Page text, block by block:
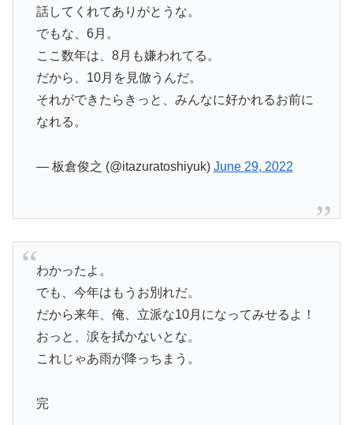
話してくれてありがとうな。
でもな、6月。
ここ数年は、8月も嫌われてる。
だから、10月を見倣うんだ。
それができたらきっと、みんなに好かれるお前に
なれる。
— 板倉俊之 (@itazuratoshiyuk) June 29, 2022
わかったよ。
でも、今年はもうお別れだ。
だから来年、俺、立派な10月になってみせるよ！
おっと、涙を拭かないとな。
これじゃあ雨が降っちまう。
完